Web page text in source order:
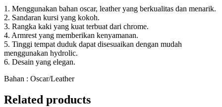
1. Menggunakan bahan oscar, leather yang berkualitas dan menarik.
2. Sandaran kursi yang kokoh.
3. Rangka kaki yang kuat terbuat dari chrome.
4. Armrest yang memberikan kenyamanan.
5. Tinggi tempat duduk dapat disesuaikan dengan mudah
menggunakan hydrolic.
6. Desain yang elegan.
Bahan : Oscar/Leather
Related products